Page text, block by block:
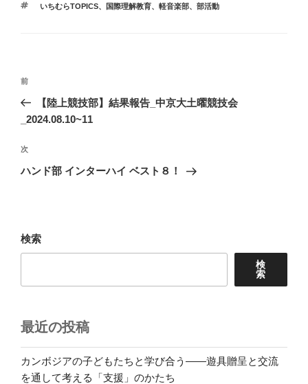
ゴ
タ
いちむらTOPICS、 国際理解教育、 軽音楽部、 部活動
投
ナ
ゲ
ー
前
の
投
前
【陸上競技部】結果報告_中京大土曜競技会
_2024.08.10~11
次
の
次
ハンド部 インターハイ ベスト８！
検索
検
索
最近の投稿
カンボジアの子どもたちと学び合う――遊具贈呈と交流
を通して考える「支援」のかたち